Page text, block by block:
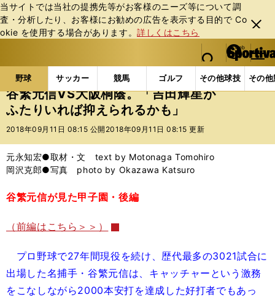
当サイトでは当社の提携先等がお客様のニーズ等について調
査・分析したり、お客様にお勧めの広告を表⽰する⽬的で Co
okie を使⽤する場合があります。詳しくはこちら
閉じ
る
web Sportiva (webスポルティーバ)
検索
マイペ
ー
ジ
メニュ
野球 サッカー 競馬 ゴルフ その他球技 その
b
ス
ポ
ル
バ
野球の記事一覧 高校野球他 谷繁元信VS大阪桐蔭。
谷繁元信VS大阪桐蔭。「吉田輝星が
ふたりいれば抑えられるかも」
2018年09月11日 08:15 公開 2018年09月11日 08:15 更新
元永知宏●取材・文 text by Motonaga Tomohiro
岡沢克郎●写真 photo by Okazawa Katsuro
谷繁元信が見た甲子園・後編
（前編はこちら＞＞）
プロ野球で27年間現役を続け、歴代最多の3021試合に
出場した名捕手・谷繁元信は、キャッチャーという激務
をこなしながら2000本安打を達成した好打者でもあっ